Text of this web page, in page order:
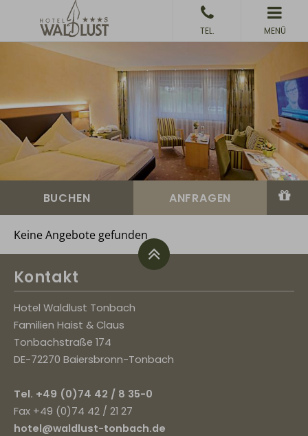
MENÜ
Keine Angebote gefunden
Kontakt
Hotel Waldlust Tonbach
Familien Haist & Claus
Tonbachstraße 174
DE-72270 Baiersbronn-Tonbach
Tel. +49 (0)74 42 / 8 35-0
Fax +49 (0)74 42 / 21 27
hotel@waldlust-tonbach.de